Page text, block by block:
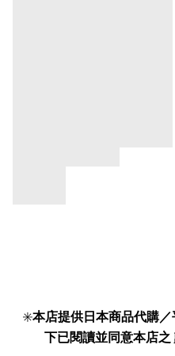
✳️本店提供日本商品代購
下已閱讀並同意本店之